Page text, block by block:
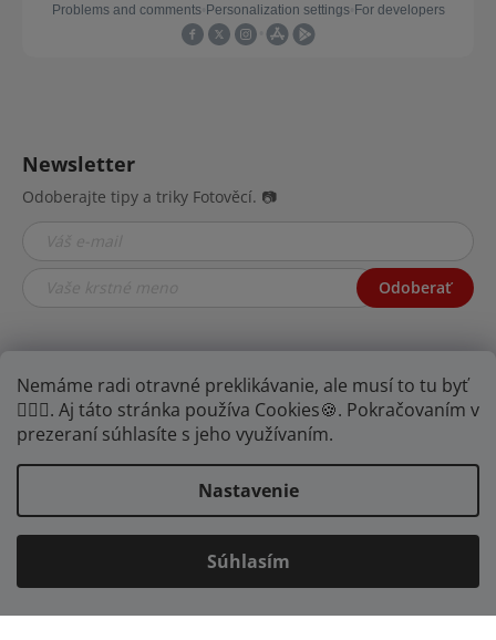
Nemáme radi otravné preklikávanie, ale musí to tu byť
🤦🏾‍♂️. Aj táto stránka používa Cookies🍪. Pokračovaním v
prezeraní súhlasíte s jeho využívaním.
Nastavenie
Súhlasím
Newsletter
Odoberajte tipy a triky Fotověcí. 📷
Odoberať
YOUTUBE FB IG